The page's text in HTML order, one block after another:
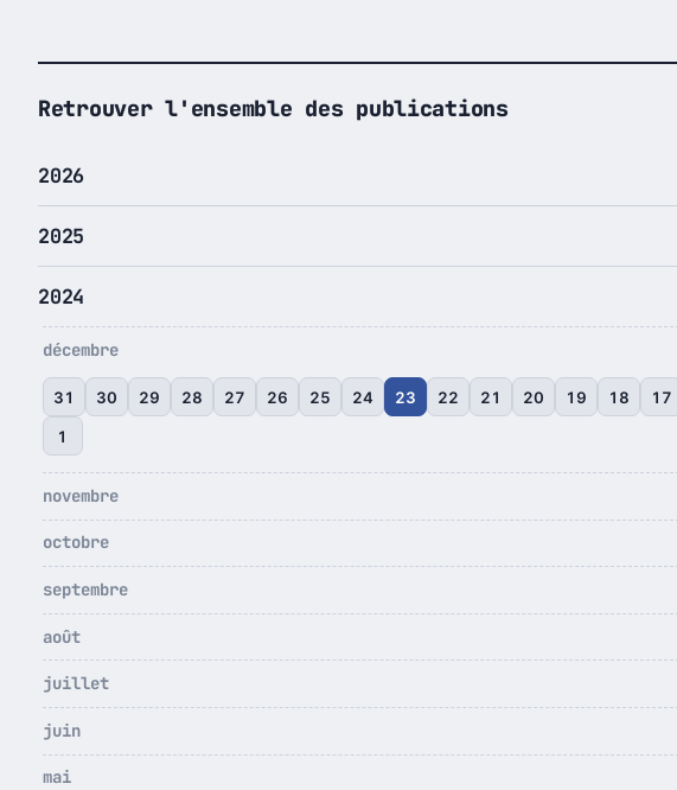
Retrouver l'ensemble des publications
2026
2025
2024
décembre
31 30 29 28 27 26 25 24 23 22 21 20 19 18 17
1
novembre
octobre
septembre
août
juillet
juin
mai